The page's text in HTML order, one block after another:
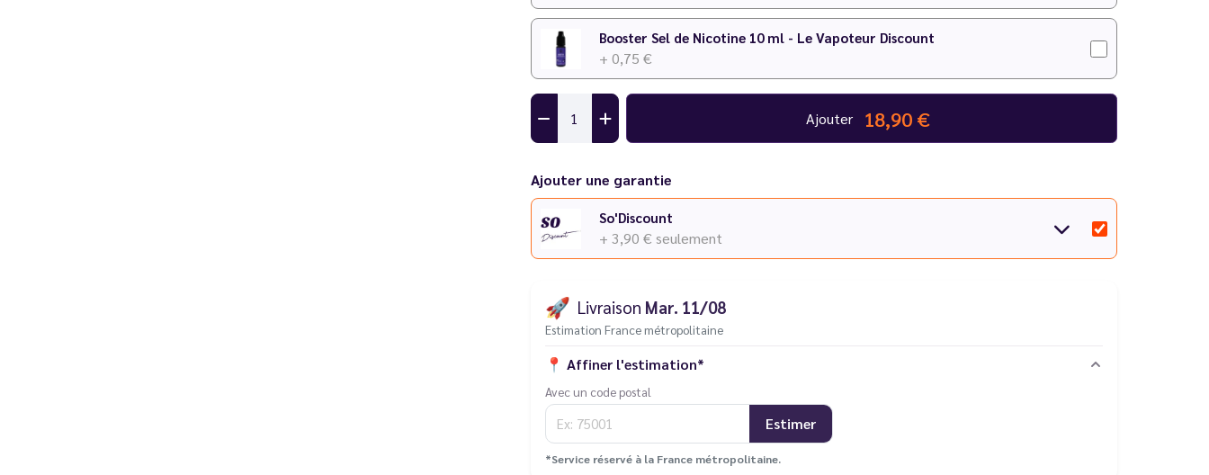
Booster Sel de Nicotine 10 ml - Le Vapoteur Discount
+ 0,75 €
Ajouter 18,90 €
Ajouter une garantie
So'Discount
+ 3,90 € seulement
🚀 Livraison Mar. 11/08
Estimation France métropolitaine
📍 Affiner l'estimation*
Avec un code postal
Estimer
*Service réservé à la France métropolitaine.